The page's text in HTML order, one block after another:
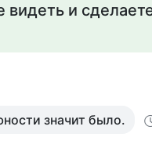
видеть и
значит было.